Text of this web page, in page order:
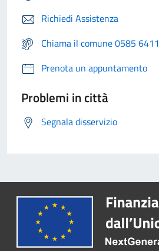
Richiedi Assistenza
Chiama il comune 0585 6411
Prenota un appuntamento
Problemi in città
Segnala disservizio